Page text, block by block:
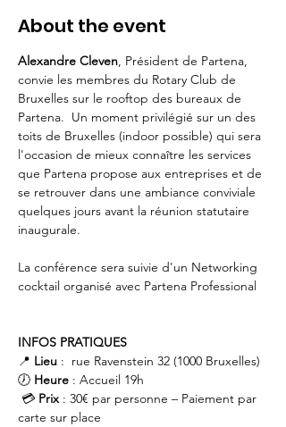
About the event
Alexandre Cleven, Président de Partena,
convie les membres du Rotary Club de
Bruxelles sur le rooftop des bureaux de
Partena.  Un moment privilégié sur un des
toits de Bruxelles (indoor possible) qui sera
l'occasion de mieux connaître les services
que Partena propose aux entreprises et de
se retrouver dans une ambiance conviviale
quelques jours avant la réunion statutaire
inaugurale.
La conférence sera suivie d'un Networking
cocktail organisé avec Partena Professional
INFOS PRATIQUES
📍 Lieu :  rue Ravenstein 32 (1000 Bruxelles)
🕖 Heure : Accueil 19h
💳 Prix : 30€ par personne – Paiement par
carte sur place